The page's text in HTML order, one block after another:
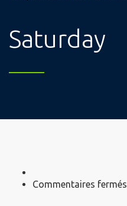
Saturday
Commentaires fermés